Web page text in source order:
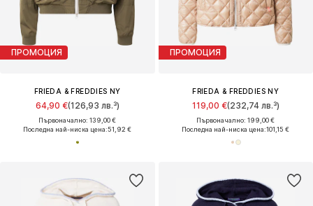
ПРОМОЦИЯ
FRIEDA & FREDDIES NY
64,90 €(126,93 лв.³)
Първоначално: 139,00 €
Последна най-ниска цена:51,92 €
ПРОМОЦИЯ
FRIEDA & FREDDIES NY
119,00 €(232,74 лв.³)
Първоначално: 199,00 €
Последна най-ниска цена:101,15 €